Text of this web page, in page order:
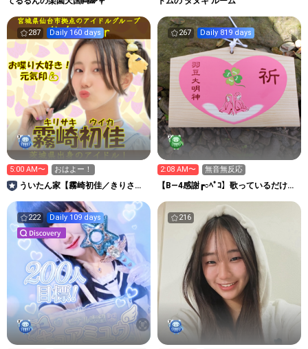
287 Daily 160 days
5:00 AM〜 おはよー！
ういたん家【霧崎初佳／きりさき
267 Daily 819 days
2:08 AM〜 無音無反応
【B―4感謝┏○ﾍﾟｺ】歌っているだけの
222 Daily 109 days 216